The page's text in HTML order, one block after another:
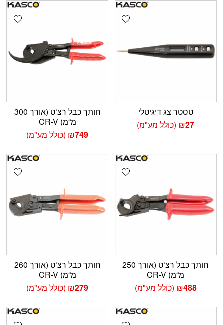
Add wishlist
טסטר צג דיגיטלי
₪27 (כולל מע"מ)
חותך כבל רצ‘ט (אורך 300
מ“מ) CR-V
₪749 (כולל מע"מ)
Add wishlist
חותך כבל רצ‘ט (אורך 250
מ“מ) CR-V
₪488 (כולל מע"מ)
חותך כבל רצ‘ט (אורך 260
מ“מ) CR-V
₪279 (כולל מע"מ)
Add wishlist